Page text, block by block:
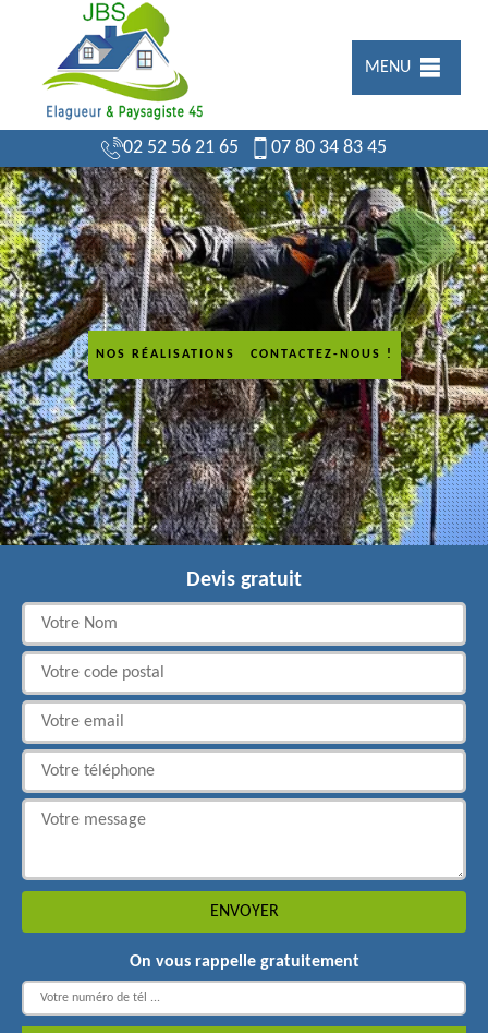
MENU
02 52 56 21 65 07 80 34 83 45
NOS RÉALISATIONS CONTACTEZ-NOUS !
Devis gratuit
On vous rappelle gratuitement